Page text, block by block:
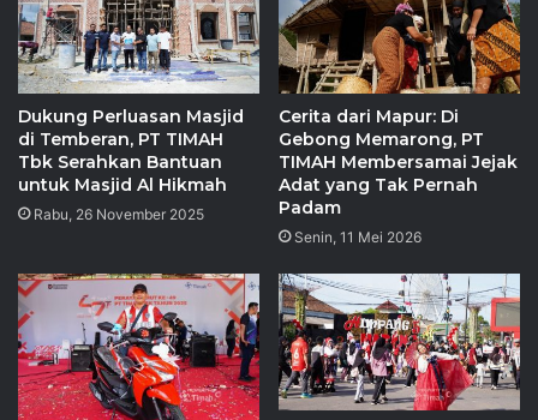
Dukung Perluasan Masjid
di Temberan, PT TIMAH
Tbk Serahkan Bantuan
untuk Masjid Al Hikmah
Rabu, 26 November 2025
Cerita dari Mapur: Di
Gebong Memarong, PT
TIMAH Membersamai Jejak
Adat yang Tak Pernah
Padam
Senin, 11 Mei 2026